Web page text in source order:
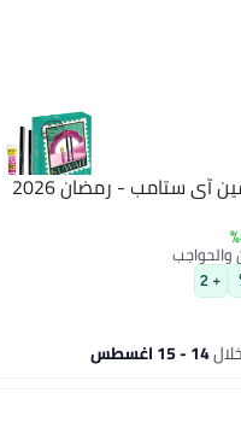
آي ستامب - رمضان 2026
+ 2
14 - 15 اغسطس